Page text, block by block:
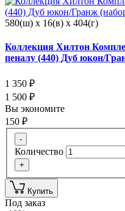
580(ш) x 16(в) x 404(г)
Коллекция Хилтон
пеналу (440) Дуб юкон/
1 350 ₽
1 500 ₽
Вы экономите
150 ₽
-
Количество
+
Купить
Под заказ